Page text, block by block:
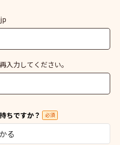
入力してください。
ちですか？ 必須
る